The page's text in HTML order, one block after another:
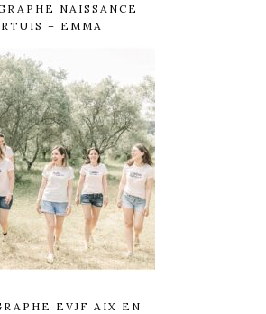
NAISSANCE
– EMMA
EVJF AIX EN